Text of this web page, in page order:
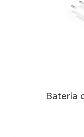
Batería